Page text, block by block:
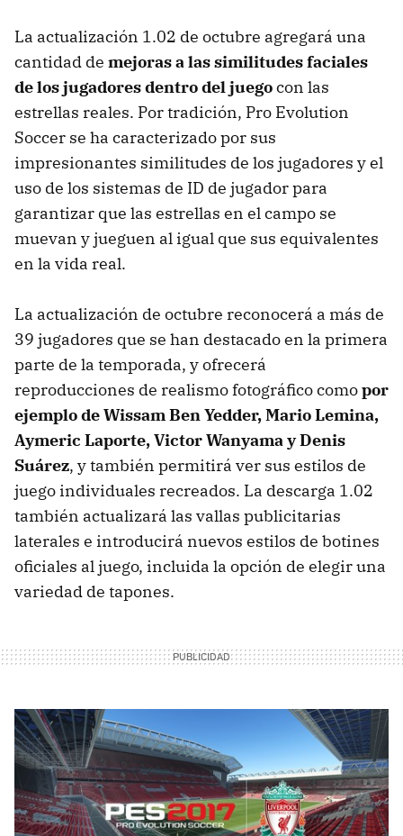
La actualización 1.02 de octubre agregará una
cantidad de mejoras a las similitudes faciales
de los jugadores dentro del juegocon las
estrellas reales. Por tradición, Pro Evolution
Soccer se ha caracterizado por sus
impresionantes similitudes de los jugadores y el
uso de los sistemas de ID de jugador para
garantizar que las estrellas en el campo se
muevan y jueguen al igual que sus equivalentes
en la vida real.
La actualización de octubre reconocerá a más de
39 jugadores que se han destacado en la primera
parte de la temporada, y ofrecerá
reproducciones de realismo fotográfico comopor
ejemplo de Wissam Ben Yedder, Mario Lemina,
Aymeric Laporte, Victor Wanyama y Denis
Suárez, y también permitirá ver sus estilos de
juego individuales recreados. La descarga 1.02
también actualizará las vallas publicitarias
laterales e introducirá nuevos estilos de botines
oficiales al juego, incluida la opción de elegir una
variedad de tapones.